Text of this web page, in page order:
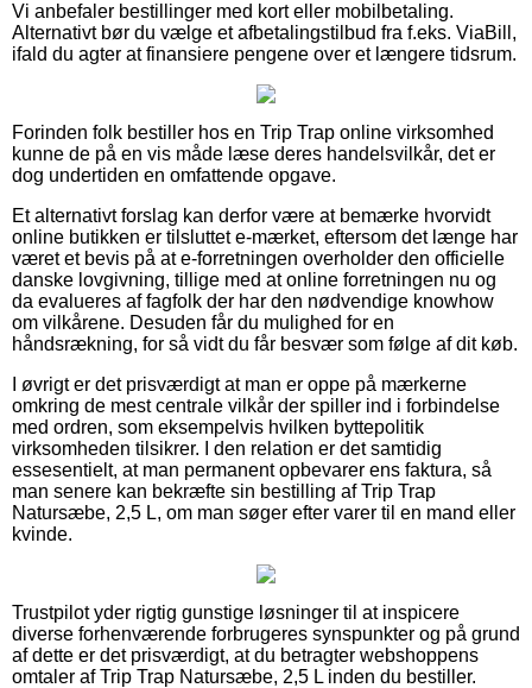
Vi anbefaler bestillinger med kort eller mobilbetaling.
Alternativt bør du vælge et afbetalingstilbud fra f.eks. ViaBill,
ifald du agter at finansiere pengene over et længere tidsrum.
Forinden folk bestiller hos en Trip Trap online virksomhed
kunne de på en vis måde læse deres handelsvilkår, det er
dog undertiden en omfattende opgave.
Et alternativt forslag kan derfor være at bemærke hvorvidt
online butikken er tilsluttet e-mærket, eftersom det længe har
været et bevis på at e-forretningen overholder den officielle
danske lovgivning, tillige med at online forretningen nu og
da evalueres af fagfolk der har den nødvendige knowhow
om vilkårene. Desuden får du mulighed for en
håndsrækning, for så vidt du får besvær som følge af dit køb.
I øvrigt er det prisværdigt at man er oppe på mærkerne
omkring de mest centrale vilkår der spiller ind i forbindelse
med ordren, som eksempelvis hvilken byttepolitik
virksomheden tilsikrer. I den relation er det samtidig
essesentielt, at man permanent opbevarer ens faktura, så
man senere kan bekræfte sin bestilling af Trip Trap
Natursæbe, 2,5 L, om man søger efter varer til en mand eller
kvinde.
Trustpilot yder rigtig gunstige løsninger til at inspicere
diverse forhenværende forbrugeres synspunkter og på grund
af dette er det prisværdigt, at du betragter webshoppens
omtaler af Trip Trap Natursæbe, 2,5 L inden du bestiller.